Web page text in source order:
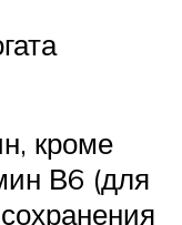
кроме
В6 (для